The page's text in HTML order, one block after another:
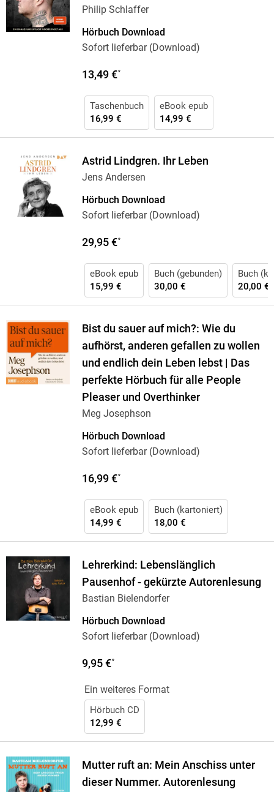
Philip Schlaffer
Hörbuch Download
Sofort lieferbar (Download)
13,49 €*
Taschenbuch
16,99 €
eBook epub
14,99 €
Astrid Lindgren. Ihr Leben
Jens Andersen
Hörbuch Download
Sofort lieferbar (Download)
29,95 €*
eBook epub
15,99 €
Buch (gebunden)
30,00 €
Buch
20,00 €
Bist du sauer auf mich?: Wie du
aufhörst, anderen gefallen zu wollen
und endlich dein Leben lebst | Das
perfekte Hörbuch für alle People
Pleaser und Overthinker
Meg Josephson
Hörbuch Download
Sofort lieferbar (Download)
16,99 €*
eBook epub
14,99 €
Buch (kartoniert)
18,00 €
Lehrerkind: Lebenslänglich
Pausenhof - gekürzte Autorenlesung
Bastian Bielendorfer
Hörbuch Download
Sofort lieferbar (Download)
9,95 €*
Ein weiteres Format
Hörbuch CD
12,99 €
Mutter ruft an: Mein Anschiss unter
dieser Nummer. Autorenlesung